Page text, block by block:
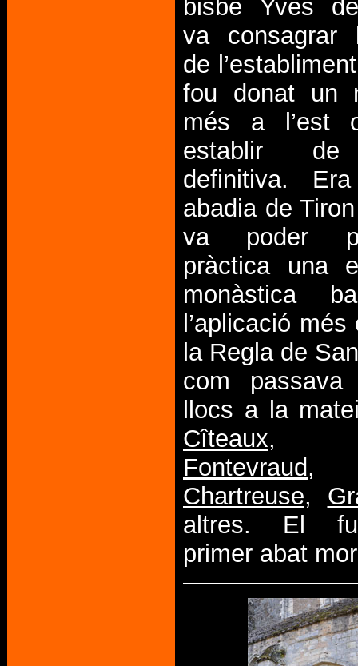
bisbe Yves
va consagrar
de
fou donat un
més a l’est
establir de
definitiva.
abadia de
va poder
pràctica una
monàstica
l’aplicació
la Regla de
com
llocs a la
Cîteaux
Fontevraud,
Chartreuse,
altres. El
primer abat